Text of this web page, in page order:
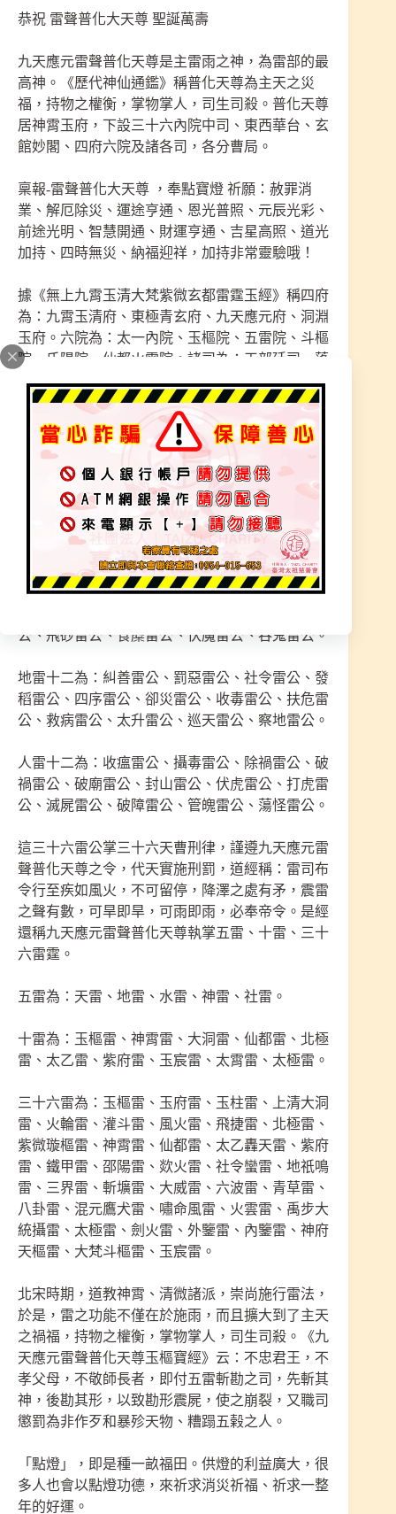
恭祝 雷聲普化大天尊 聖誕萬壽
九天應元雷聲普化天尊是主雷雨之神，為雷部的最
高神。《歷代神仙通鑑》稱普化天尊為主天之災
福，持物之權衡，掌物掌人，司生司殺。普化天尊
居神霄玉府，下設三十六內院中司、東西華台、玄
館妙閣、四府六院及諸各司，各分曹局。
稟報-雷聲普化大天尊 ，奉點寶燈 祈願：赦罪消
業、解厄除災、運途亨通、恩光普照、元辰光彩、
前途光明、智慧開通、財運亨通、吉星高照、道光
加持、四時無災、納福迎祥，加持非常靈驗哦！
據《無上九霄玉清大梵紫微玄都雷霆玉經》稱四府
為：九霄玉清府、東極青玄府、九天應元府、洞淵
玉府。六院為：太一內院、玉樞院、五雷院、斗樞
院、氏陽院、仙都火雷院。諸司為：天部廷司、蓬
萊都水司、太乙雷霆四司、北帝雷霆司、北斗懲罰
司、北斗防衛司、玉府雷霆九司及諸曹院子司。並
稱各司均有：玉府左玄、右玄、金闕侍中、僕射、
上相真仙、真伯、卿監、侍臣、仙郎、玉郎、玉
童、玉女左右，司麾諸部雷神、官吏、將吏。且稱
九天雷公將軍、八方雲雷將軍、五方蠻雷使者、雷
部總兵使者，均在九天應元雷聲普化天尊麾下聽
令。是經稱諸司中有三十六雷公，分天、地、人三
雷，每雷十二名。
天雷十二為：神霄雷公、五方雷公、行風雷公、行
公、飛砂雷公、食糜雷公、伏魔雷公、吞鬼雷公。
地雷十二為：糾善雷公、罰惡雷公、社令雷公、發
稻雷公、四序雷公、卻災雷公、收毒雷公、扶危雷
公、救病雷公、太升雷公、巡天雷公、察地雷公。
人雷十二為：收瘟雷公、攝毒雷公、除禍雷公、破
禍雷公、破廟雷公、封山雷公、伏虎雷公、打虎雷
公、滅屍雷公、破障雷公、管魄雷公、蕩怪雷公。
這三十六雷公掌三十六天曹刑律，謹遵九天應元雷
聲普化天尊之令，代天實施刑罰，道經稱：雷司布
令行至疾如風火，不可留停，降澤之處有矛，震雷
之聲有數，可旱即旱，可雨即雨，必奉帝令。是經
還稱九天應元雷聲普化天尊執掌五雷、十雷、三十
六雷霆。
五雷為：天雷、地雷、水雷、神雷、社雷。
十雷為：玉樞雷、神霄雷、大洞雷、仙都雷、北極
雷、太乙雷、紫府雷、玉宸雷、太霄雷、太極雷。
三十六雷為：玉樞雷、玉府雷、玉柱雷、上清大洞
雷、火輪雷、灌斗雷、風火雷、飛捷雷、北極雷、
紫微璇樞雷、神霄雷、仙都雷、太乙轟天雷、紫府
雷、鐵甲雷、邵陽雷、欻火雷、社令蠻雷、地祇鳴
雷、三界雷、斬壙雷、大威雷、六波雷、青草雷、
八卦雷、混元鷹犬雷、嘯命風雷、火雲雷、禹步大
統攝雷、太極雷、劍火雷、外鑒雷、內鑒雷、神府
天樞雷、大梵斗樞雷、玉宸雷。
北宋時期，道教神霄、清微諸派，崇尚施行雷法，
於是，雷之功能不僅在於施雨，而且擴大到了主天
之禍福，持物之權衡，掌物掌人，司生司殺。《九
天應元雷聲普化天尊玉樞寶經》云：不忠君王，不
孝父母，不敬師長者，即付五雷斬勘之司，先斬其
神，後勘其形，以致勘形震屍，使之崩裂，又職司
懲罰為非作歹和暴殄天物、糟蹋五榖之人。
「點燈」，即是種一畝福田。供燈的利益廣大，很
多人也會以點燈功德，來祈求消災祈福、祈求一整
年的好運。